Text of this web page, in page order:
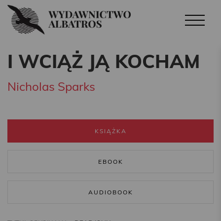
I WCIĄŻ JĄ KOCHAM
Nicholas Sparks
KSIĄŻKA
EBOOK
AUDIOBOOK